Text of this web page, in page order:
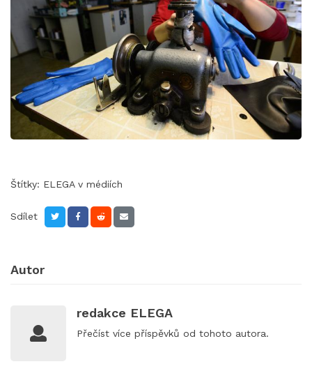
Štítky: ELEGA v médiích
Sdílet
Autor
redakce ELEGA
Přečíst více příspěvků od tohoto autora.